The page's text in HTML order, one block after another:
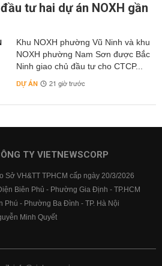
tư hai dự án NOXH gần
Khu NOXH phường Vũ Ninh và khu
NOXH phường Nam Sơn được Bắc
Ninh giao chủ đầu tư cho CTCP...
DỰ ÁN 21 giờ trước
TY VIETNEWSCORP
Sở VH&TT TPHCM cấp ngày 20/3/2026
Biên Phủ - Phường Gia Định - TP.HCM
Phú - Phường Ba Đình - TP. Hà Nội
Minh Quyết